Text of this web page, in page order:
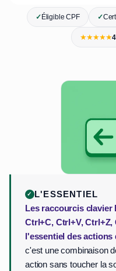
✓Éligible CPF ✓
★★★★★
L'ESSENTIEL
Les raccourcis
Ctrl+C, Ctrl+V,
l'essentiel des
c'est une combinaison
action sans toucher la